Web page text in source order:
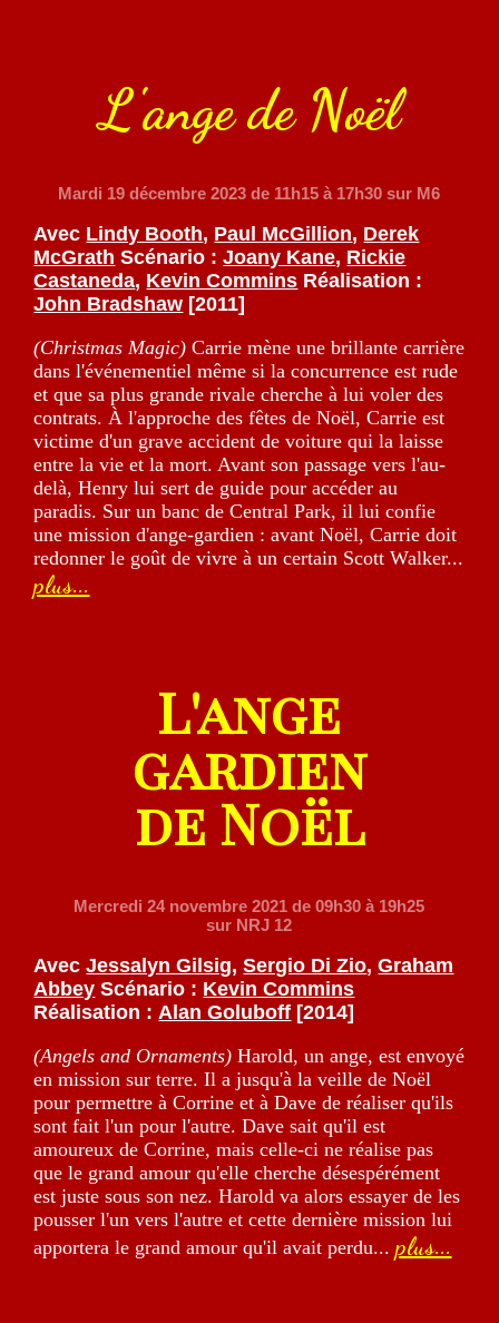
L'ange de Noël
Mardi 19 décembre 2023 de 11h15 à 17h30 sur M6
Avec Lindy Booth, Paul McGillion, Derek
McGrath Scénario :Joany Kane, Rickie
Castaneda, Kevin Commins Réalisation :
John Bradshaw [2011]
(Christmas Magic) Carrie mène une brillante carrière
dans l'événementiel même si la concurrence est rude
et que sa plus grande rivale cherche à lui voler des
contrats. À l'approche des fêtes de Noël, Carrie est
victime d'un grave accident de voiture qui la laisse
entre la vie et la mort. Avant son passage vers l'au-
delà, Henry lui sert de guide pour accéder au
paradis. Sur un banc de Central Park, il lui confie
une mission d'ange-gardien : avant Noël, Carrie doit
redonner le goût de vivre à un certain Scott Walker...
plus...
L'ange
gardien
de Noël
Mercredi 24 novembre 2021 de 09h30 à 19h25
sur NRJ 12
AvecJessalyn Gilsig,Sergio Di Zio,Graham
Abbey Scénario : Kevin Commins
Réalisation :Alan Goluboff [2014]
(Angels and Ornaments) Harold, un ange, est envoyé
en mission sur terre. Il a jusqu'à la veille de Noël
pour permettre à Corrine et à Dave de réaliser qu'ils
sont fait l'un pour l'autre. Dave sait qu'il est
amoureux de Corrine, mais celle-ci ne réalise pas
que le grand amour qu'elle cherche désespérément
est juste sous son nez. Harold va alors essayer de les
pousser l'un vers l'autre et cette dernière mission lui
apportera le grand amour qu'il avait perdu...plus...